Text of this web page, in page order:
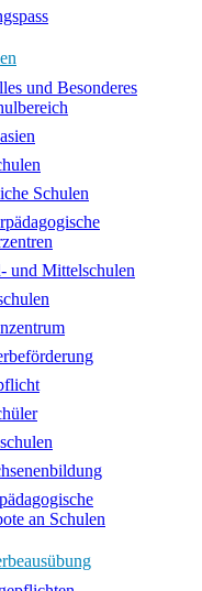
und Besonderes
Schulen
und Mittelschulen
an Schulen